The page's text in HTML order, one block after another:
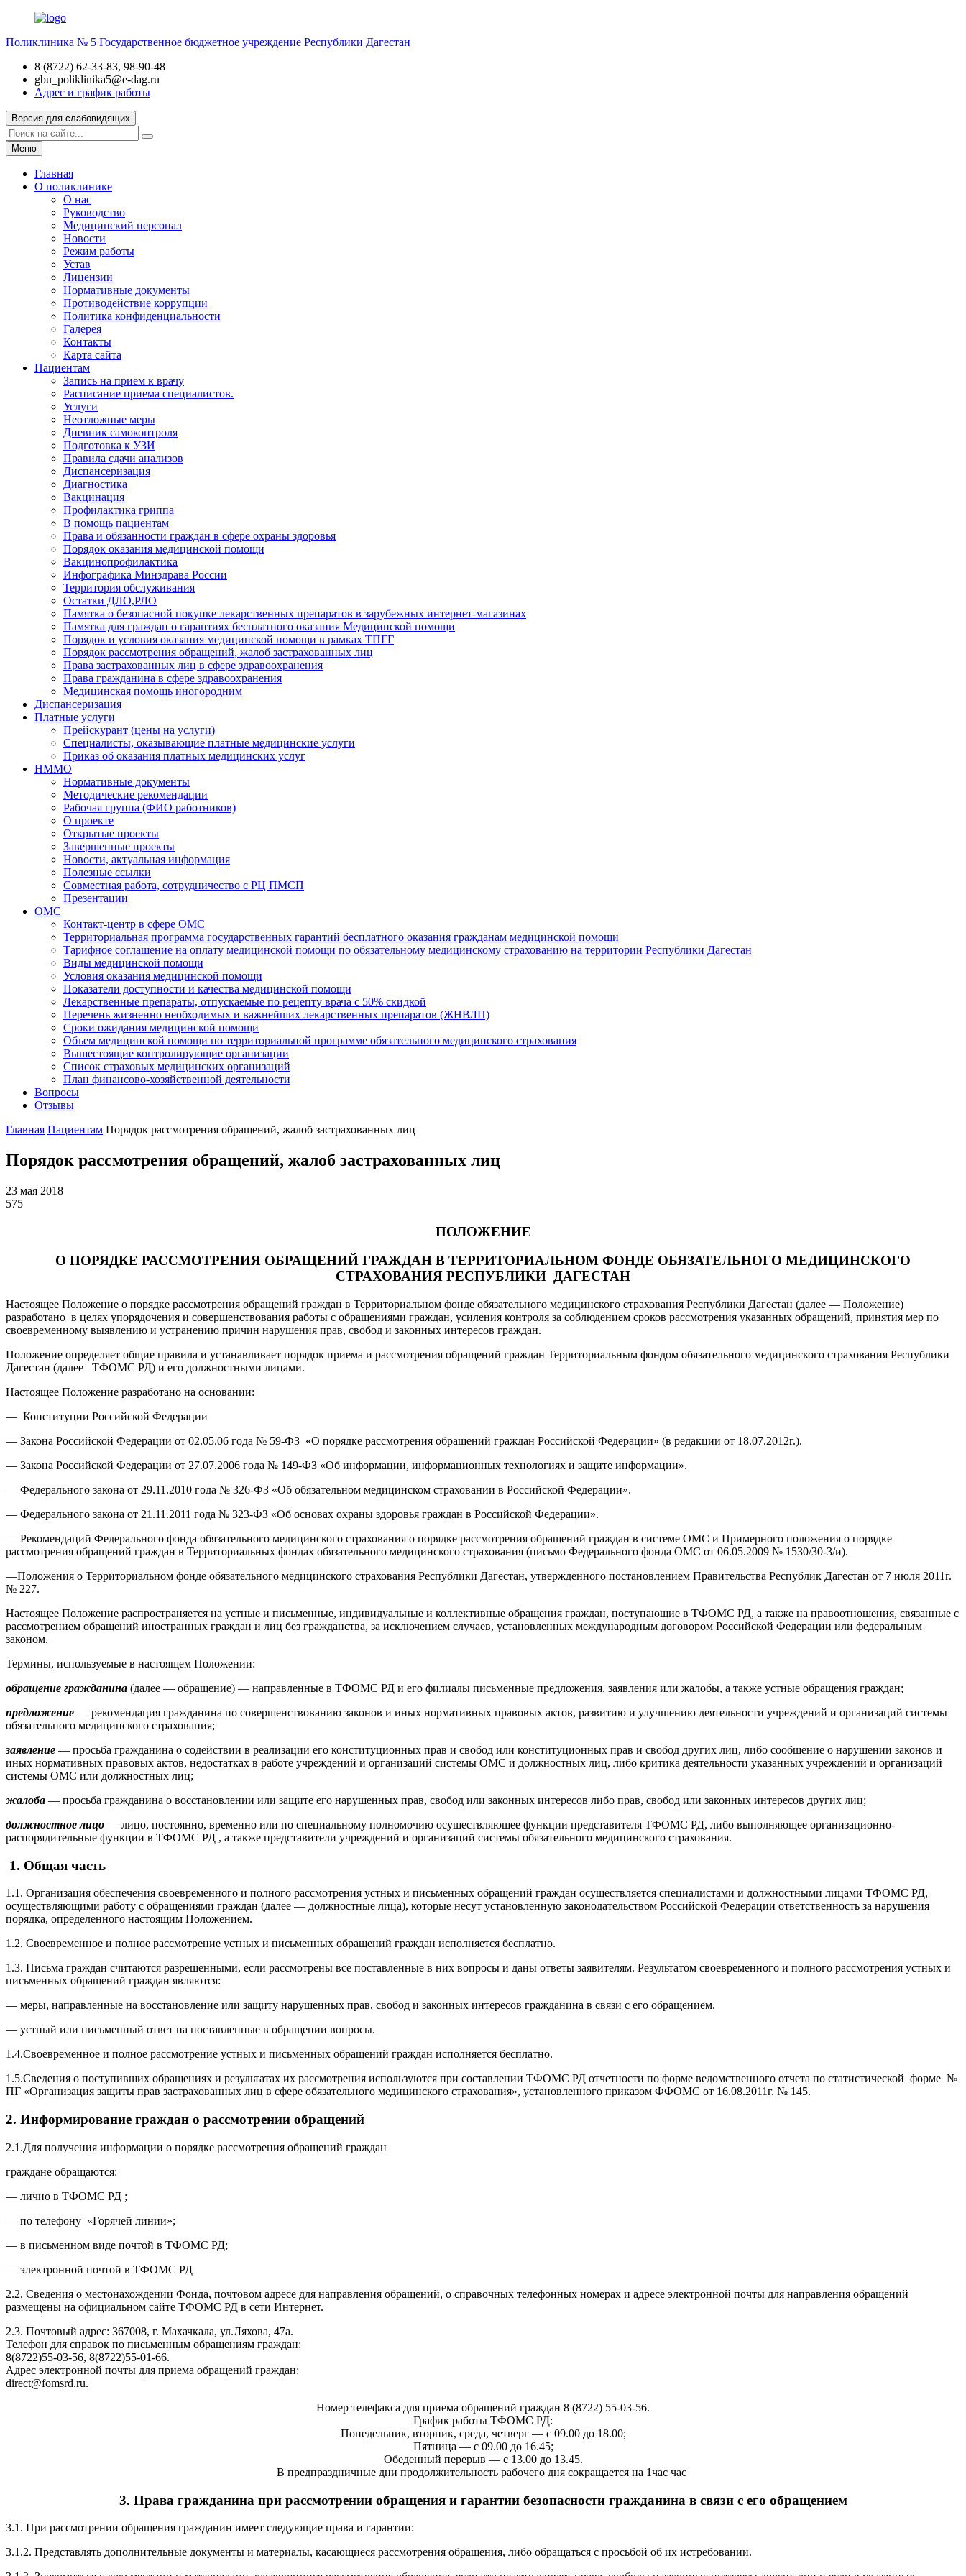
Поликлиника № 5 Государственное бюджетное учреждение Республики Дагестан
8 (8722) 62-33-83, 98-90-48
gbu_poliklinika5@e-dag.ru
Адрес и график работы
Версия для слабовидящих
Меню
Главная
О поликлинике
О нас
Руководство
Медицинский персонал
Новости
Режим работы
Устав
Лицензии
Нормативные документы
Противодействие коррупции
Политика конфиденциальности
Галерея
Контакты
Карта сайта
Пациентам
Запись на прием к врачу
Расписание приема специалистов.
Услуги
Неотложные меры
Дневник самоконтроля
Подготовка к УЗИ
Правила сдачи анализов
Диспансеризация
Диагностика
Вакцинация
Профилактика гриппа
В помощь пациентам
Права и обязанности граждан в сфере охраны здоровья
Порядок оказания медицинской помощи
Вакцинопрофилактика
Инфографика Минздрава России
Территория обслуживания
Остатки ДЛО,РЛО
Памятка о безопасной покупке лекарственных препаратов в зарубежных интернет-магазинах
Памятка для граждан о гарантиях бесплатного оказания Медицинской помощи
Порядок и условия оказания медицинской помощи в рамках ТПГГ
Порядок рассмотрения обращений, жалоб застрахованных лиц
Права застрахованных лиц в сфере здравоохранения
Права гражданина в сфере здравоохранения
Медицинская помощь иногородним
Диспансеризация
Платные услуги
Прейскурант (цены на услуги)
Специалисты, оказывающие платные медицинские услуги
Приказ об оказания платных медицинских услуг
НММО
Нормативные документы
Методические рекомендации
Рабочая группа (ФИО работников)
О проекте
Открытые проекты
Завершенные проекты
Новости, актуальная информация
Полезные ссылки
Совместная работа, сотрудничество с РЦ ПМСП
Презентации
ОМС
Контакт-центр в сфере ОМС
Территориальная программа государственных гарантий бесплатного оказания гражданам медицинской помощи
Тарифное соглашение на оплату медицинской помощи по обязательному медицинскому страхованию на территории Республики Дагестан
Виды медицинской помощи
Условия оказания медицинской помощи
Показатели доступности и качества медицинской помощи
Лекарственные препараты, отпускаемые по рецепту врача с 50% скидкой
Перечень жизненно необходимых и важнейших лекарственных препаратов (ЖНВЛП)
Сроки ожидания медицинской помощи
Объем медицинской помощи по территориальной программе обязательного медицинского страхования
Вышестоящие контролирующие организации
Список страховых медицинских организаций
План финансово-хозяйственной деятельности
Вопросы
Отзывы
Главная Пациентам Порядок рассмотрения обращений, жалоб застрахованных лиц
Порядок рассмотрения обращений, жалоб застрахованных лиц
23 мая 2018
575
ПОЛОЖЕНИЕ
О ПОРЯДКЕ РАССМОТРЕНИЯ ОБРАЩЕНИЙ ГРАЖДАН В ТЕРРИТОРИАЛЬНОМ ФОНДЕ ОБЯЗАТЕЛЬНОГО МЕДИЦИНСКОГО
СТРАХОВАНИЯ РЕСПУБЛИКИ ДАГЕСТАН
Настоящее Положение о порядке рассмотрения обращений граждан в Территориальном фонде обязательного медицинского страхования Республики Дагестан (далее — Положение)
разработано в целях упорядочения и совершенствования работы с обращениями граждан, усиления контроля за соблюдением сроков рассмотрения указанных обращений, принятия мер по
своевременному выявлению и устранению причин нарушения прав, свобод и законных интересов граждан.
Положение определяет общие правила и устанавливает порядок приема и рассмотрения обращений граждан Территориальным фондом обязательного медицинского страхования Республики
Дагестан (далее –ТФОМС РД) и его должностными лицами.
Настоящее Положение разработано на основании:
— Конституции Российской Федерации
— Закона Российской Федерации от 02.05.06 года № 59-ФЗ «О порядке рассмотрения обращений граждан Российской Федерации» (в редакции от 18.07.2012г.).
— Закона Российской Федерации от 27.07.2006 года № 149-ФЗ «Об информации, информационных технологиях и защите информации».
— Федерального закона от 29.11.2010 года № 326-ФЗ «Об обязательном медицинском страховании в Российской Федерации».
— Федерального закона от 21.11.2011 года № 323-ФЗ «Об основах охраны здоровья граждан в Российской Федерации».
— Рекомендаций Федерального фонда обязательного медицинского страхования о порядке рассмотрения обращений граждан в системе ОМС и Примерного положения о порядке
рассмотрения обращений граждан в Территориальных фондах обязательного медицинского страхования (письмо Федерального фонда ОМС от 06.05.2009 № 1530/30-3/и).
—Положения о Территориальном фонде обязательного медицинского страхования Республики Дагестан, утвержденного постановлением Правительства Республик Дагестан от 7 июля 2011г.
№ 227.
Настоящее Положение распространяется на устные и письменные, индивидуальные и коллективные обращения граждан, поступающие в ТФОМС РД, а также на правоотношения, связанные с
рассмотрением обращений иностранных граждан и лиц без гражданства, за исключением случаев, установленных международным договором Российской Федерации или федеральным
законом.
Термины, используемые в настоящем Положении:
обращение гражданина (далее — обращение) — направленные в ТФОМС РД и его филиалы письменные предложения, заявления или жалобы, а также устные обращения граждан;
предложение — рекомендация гражданина по совершенствованию законов и иных нормативных правовых актов, развитию и улучшению деятельности учреждений и организаций системы
обязательного медицинского страхования;
заявление — просьба гражданина о содействии в реализации его конституционных прав и свобод или конституционных прав и свобод других лиц, либо сообщение о нарушении законов и
иных нормативных правовых актов, недостатках в работе учреждений и организаций системы ОМС и должностных лиц, либо критика деятельности указанных учреждений и организаций
системы ОМС или должностных лиц;
жалоба — просьба гражданина о восстановлении или защите его нарушенных прав, свобод или законных интересов либо прав, свобод или законных интересов других лиц;
должностное лицо — лицо, постоянно, временно или по специальному полномочию осуществляющее функции представителя ТФОМС РД, либо выполняющее организационно-
распорядительные функции в ТФОМС РД , а также представители учреждений и организаций системы обязательного медицинского страхования.
1. Общая часть
1.1. Организация обеспечения своевременного и полного рассмотрения устных и письменных обращений граждан осуществляется специалистами и должностными лицами ТФОМС РД,
осуществляющими работу с обращениями граждан (далее — должностные лица), которые несут установленную законодательством Российской Федерации ответственность за нарушения
порядка, определенного настоящим Положением.
1.2. Своевременное и полное рассмотрение устных и письменных обращений граждан исполняется бесплатно.
1.3. Письма граждан считаются разрешенными, если рассмотрены все поставленные в них вопросы и даны ответы заявителям. Результатом своевременного и полного рассмотрения устных и
письменных обращений граждан являются:
— меры, направленные на восстановление или защиту нарушенных прав, свобод и законных интересов гражданина в связи с его обращением.
— устный или письменный ответ на поставленные в обращении вопросы.
1.4.Своевременное и полное рассмотрение устных и письменных обращений граждан исполняется бесплатно.
1.5.Сведения о поступивших обращениях и результатах их рассмотрения используются при составлении ТФОМС РД отчетности по форме ведомственного отчета по статистической форме №
ПГ «Организация защиты прав застрахованных лиц в сфере обязательного медицинского страхования», установленного приказом ФФОМС от 16.08.2011г. № 145.
2. Информирование граждан о рассмотрении обращений
2.1.Для получения информации о порядке рассмотрения обращений граждан
граждане обращаются:
— лично в ТФОМС РД ;
— по телефону «Горячей линии»;
— в письменном виде почтой в ТФОМС РД;
— электронной почтой в ТФОМС РД
2.2. Сведения о местонахождении Фонда, почтовом адресе для направления обращений, о справочных телефонных номерах и адресе электронной почты для направления обращений
размещены на официальном сайте ТФОМС РД в сети Интернет.
2.3. Почтовый адрес: 367008, г. Махачкала, ул.Ляхова, 47а.
Телефон для справок по письменным обращениям граждан:
8(8722)55-03-56, 8(8722)55-01-66.
Адрес электронной почты для приема обращений граждан:
direct@fomsrd.ru.
Номер телефакса для приема обращений граждан 8 (8722) 55-03-56.
График работы ТФОМС РД:
Понедельник, вторник, среда, четверг — с 09.00 до 18.00;
Пятница — с 09.00 до 16.45;
Обеденный перерыв — с 13.00 до 13.45.
В предпраздничные дни продолжительность рабочего дня сокращается на 1час час
3. Права гражданина при рассмотрении обращения и гарантии безопасности гражданина в связи с его обращением
3.1. При рассмотрении обращения гражданин имеет следующие права и гарантии:
3.1.2. Представлять дополнительные документы и материалы, касающиеся рассмотрения обращения, либо обращаться с просьбой об их истребовании.